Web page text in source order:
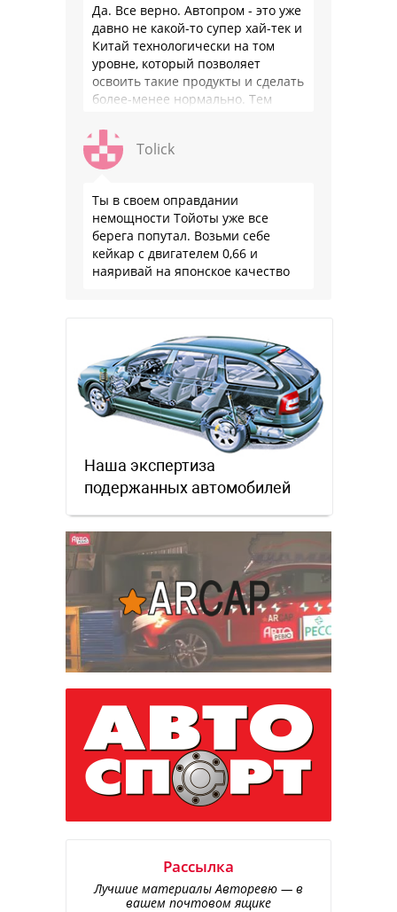
Да. Все верно. Автопром - это уже
давно не какой-то супер хай-тек и
Китай технологически на том
уровне, который позволяет
освоить такие продукты и сделать
более-менее нормально. Тем
Tolick
Ты в своем оправдании
немощности Тойоты уже все
берега попутал. Возьми себе
кейкар с двигателем 0,66 и
наяривай на японское качество
Наша экспертиза
подержанных автомобилей
Рассылка
Лучшие материалы Авторевю — в
вашем почтовом ящике